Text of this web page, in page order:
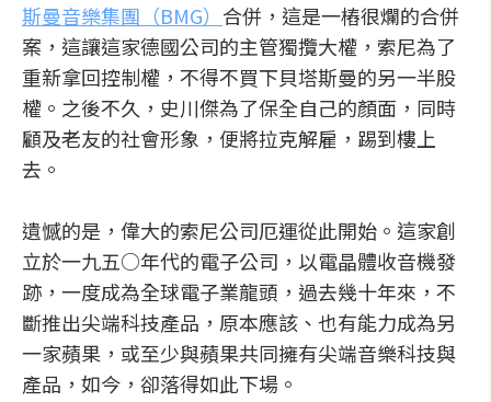
斯曼音樂集團（BMG） 合併，這是一樁很爛的合併
案，這讓這家德國公司的主管獨攬大權，索尼為了
重新拿回控制權，不得不買下貝塔斯曼的另一半股
權。之後不久，史川傑為了保全自己的顏面，同時
顧及老友的社會形象，便將拉克解雇，踢到樓上
去。
遺憾的是，偉大的索尼公司厄運從此開始。這家創
立於一九五○年代的電子公司，以電晶體收音機發
跡，一度成為全球電子業龍頭，過去幾十年來，不
斷推出尖端科技產品，原本應該、也有能力成為另
一家蘋果，或至少與蘋果共同擁有尖端音樂科技與
產品，如今，卻落得如此下場。